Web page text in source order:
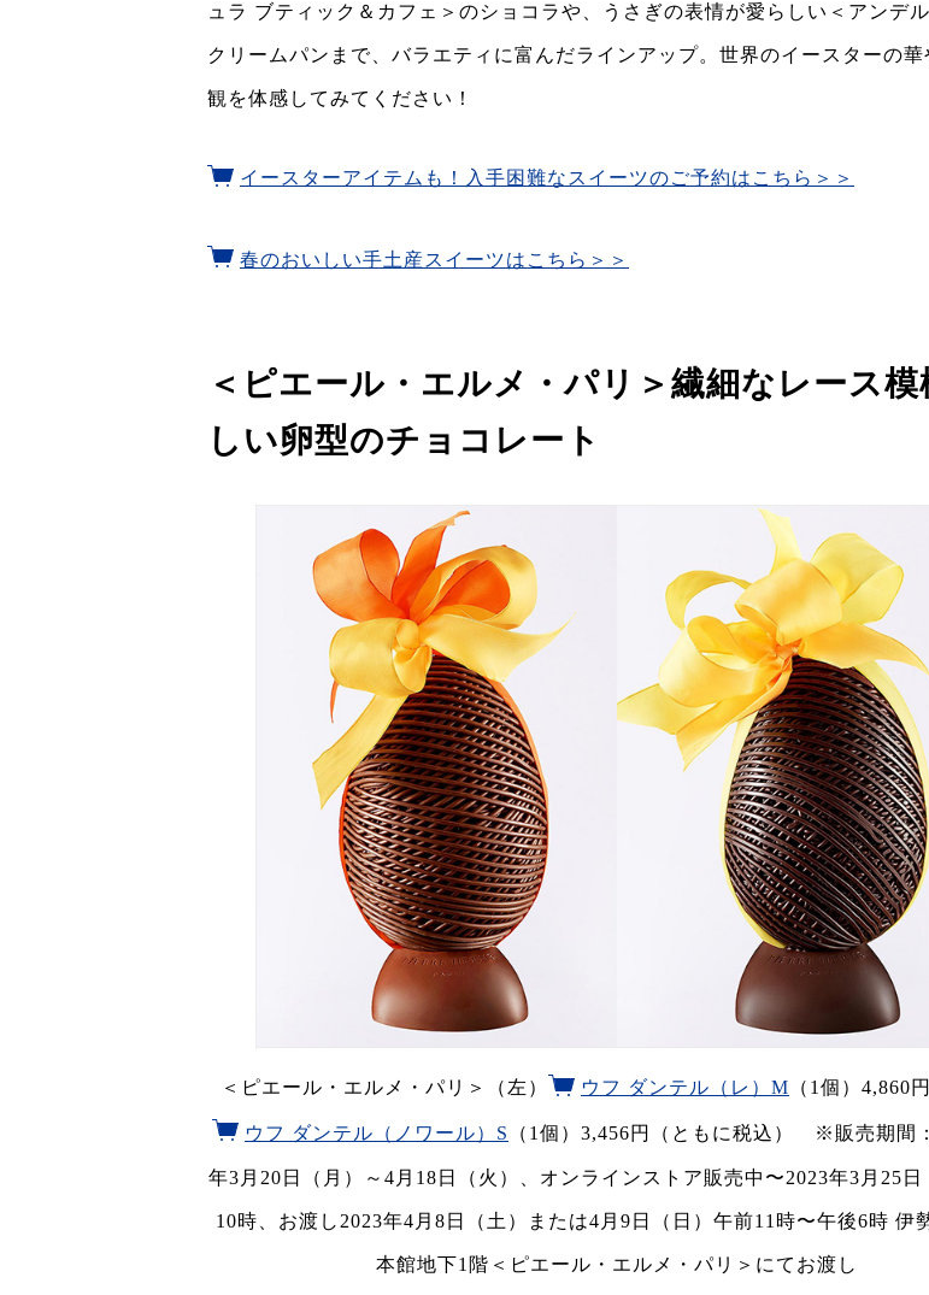
ュラ ブティック＆カフェ＞のショコラや、うさぎの表情が愛らしい＜アンデ
クリームパンまで、バラエティに富んだラインアップ。世界のイースターの華
観を体感してみてください！
イースターアイテムも！入手困難なスイーツのご予約はこちら＞＞
春のおいしい手土産スイーツはこちら＞＞
＜ピエール・エルメ・パリ＞繊細なレース模
しい卵型のチョコレート
＜ピエール・エルメ・パリ＞（左） ウフ ダンテル（レ）M （1個）4,860
ウフ ダンテル（ノワール）S （1個）3,456円（ともに税込） ※販売期間
年3月20日（月）～4月18日（火）、オンラインストア販売中〜2023年3月25日
10時、お渡し2023年4月8日（土）または4月9日（日）午前11時〜午後6時 伊
本館地下1階＜ピエール・エルメ・パリ＞にてお渡し